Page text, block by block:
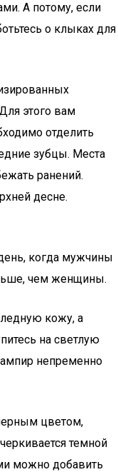
А потому, если
о клыках для
этого вам
отделить
зубцы. Места
ранений.
десне.
когда мужчины
чем женщины.
кожу, а
на светлую
непременно
цветом,
темной
можно добавить